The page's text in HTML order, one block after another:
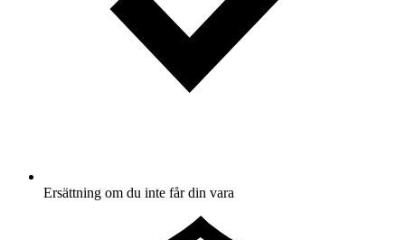
Ersättning om du inte får din vara